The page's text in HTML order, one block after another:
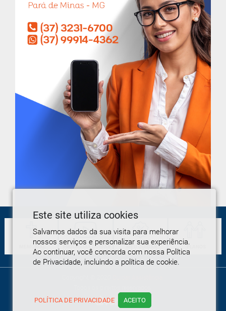
Este site utiliza cookies
Salvamos dados da sua visita para melhorar
nossos serviços e personalizar sua experiência.
Ao continuar, você concorda com nossa Política
de Privacidade, incluindo a política de cookie.
POLÍTICA DE PRIVACIDADE ACEITO
PROGRAMA CUIDAR